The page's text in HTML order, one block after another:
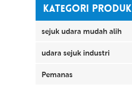
KATEGORI PRODUK
sejuk udara mudah alih
udara sejuk industri
Pemanas